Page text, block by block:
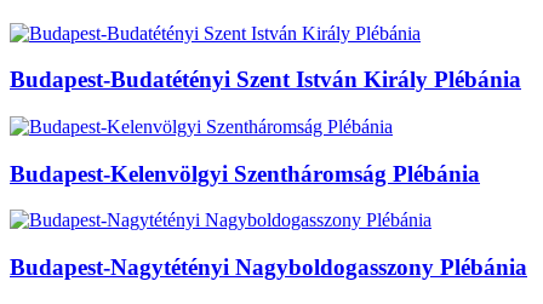
Budapest-Budatétényi Szent István Király Plébánia
Budapest-Kelenvölgyi Szentháromság Plébánia
Budapest-Nagytétényi Nagyboldogasszony Plébánia